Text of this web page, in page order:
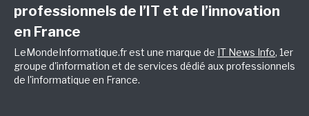
professionnels de l’IT et de l’innovation
en France
LeMondeInformatique.fr est une marque de IT News Info, 1er
groupe d'information et de services dédié aux professionnels
de l'informatique en France.